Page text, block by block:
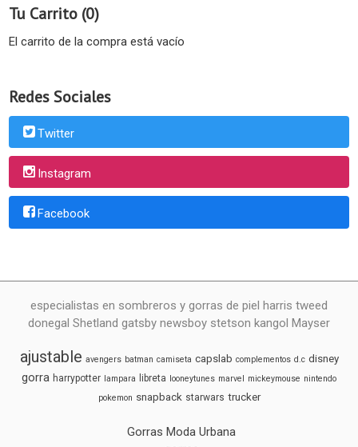
Tu Carrito (0)
El carrito de la compra está vacío
Redes Sociales
Twitter
Instagram
Facebook
especialistas en sombreros y gorras de piel harris tweed
donegal Shetland gatsby newsboy stetson kangol Mayser
ajustable avengers batman camiseta capslab complementos d.c disney
gorra harrypotter lampara libreta looneytunes marvel mickeymouse nintendo
pokemon snapback starwars trucker
Gorras Moda Urbana